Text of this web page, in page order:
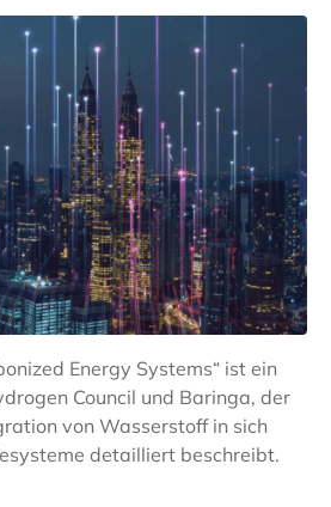
Energy Systems“ ist ein
Council und Baringa, der
von Wasserstoff in sich
detailliert beschreibt.